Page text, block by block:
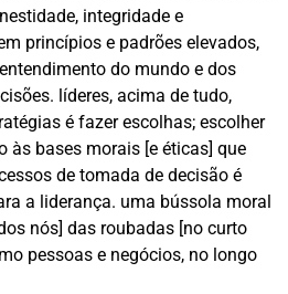
integridade e
princípios e padrões elevados,
do mundo e dos
líderes, acima de tudo,
é fazer escolhas; escolher
às bases morais [e éticas] que
de tomada de decisão é
a liderança. uma bússola moral
nós] das roubadas [no curto
pessoas e negócios, no longo